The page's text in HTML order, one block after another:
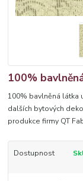
100%
100% bavlněná látka
dalších bytových
produkce firmy QT
Dostupnost